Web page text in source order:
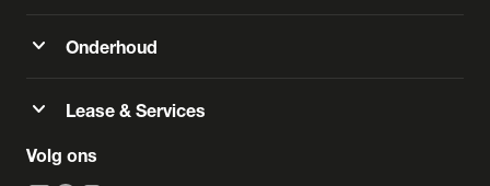
expand_more Onderhoud
expand_more Lease & Services
Volg ons